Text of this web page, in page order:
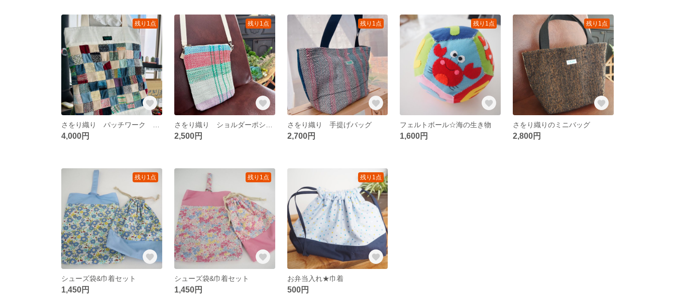
残り1点
4,000円
残り1点
2,500円
残り1点
さをり織り 手提げバッグ
2,700円
残り1点
フェルトボール☆海の生き物
1,600円
残り1点
さをり織りのミニバッグ
2,800円
残り1点
シューズ袋&巾着セット
1,450円
残り1点
シューズ袋&巾着セット
1,450円
残り1点
お弁当入れ★巾着
500円